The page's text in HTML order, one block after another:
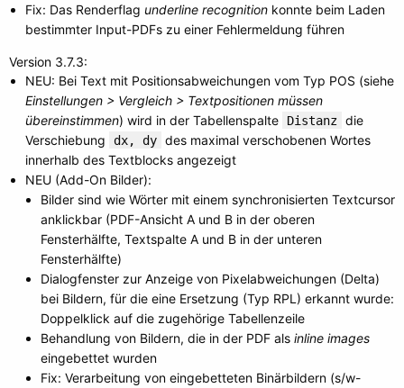
Fix: Das Renderflag underline recognitionkonnte beim Laden
bestimmter Input-PDFs zu einer Fehlermeldung führen
Version 3.7.3:
NEU: Bei Text mit Positionsabweichungen vom Typ POS (siehe
Einstellungen > Vergleich > Textpositionen müssen
übereinstimmen) wird in der Tabellenspalte Distanz die
Verschiebung
dx, dy des maximal verschobenen Wortes
innerhalb des Textblocks angezeigt
NEU (Add-On Bilder):
Bilder sind wie Wörter mit einem synchronisierten Textcursor
anklickbar (PDF-Ansicht A und B in der oberen
Fensterhälfte, Textspalte A und B in der unteren
Fensterhälfte)
Dialogfenster zur Anzeige von Pixelabweichungen (Delta)
bei Bildern, für die eine Ersetzung (Typ RPL) erkannt wurde:
Doppelklick auf die zugehörige Tabellenzeile
Behandlung von Bildern, die in der PDF als inline images
eingebettet wurden
Fix: Verarbeitung von eingebetteten Binärbildern (s/w-